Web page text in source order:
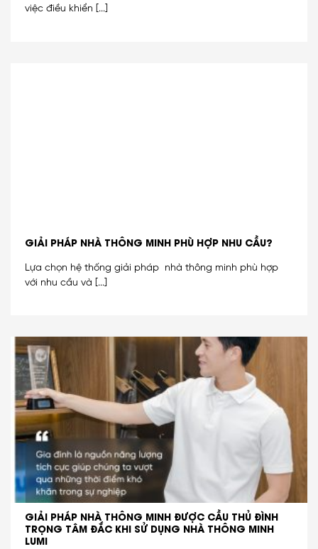
việc điều khiển [...]
GIẢI PHÁP NHÀ THÔNG MINH PHÙ HỢP NHU CẦU?
Lựa chọn hệ thống giải pháp nhà thông minh phù hợp
với nhu cầu và [...]
GIẢI PHÁP NHÀ THÔNG MINH ĐƯỢC CẦU THỦ ĐÌNH
TRỌNG TÂM ĐẮC KHI SỬ DỤNG NHÀ THÔNG MINH
LUMI